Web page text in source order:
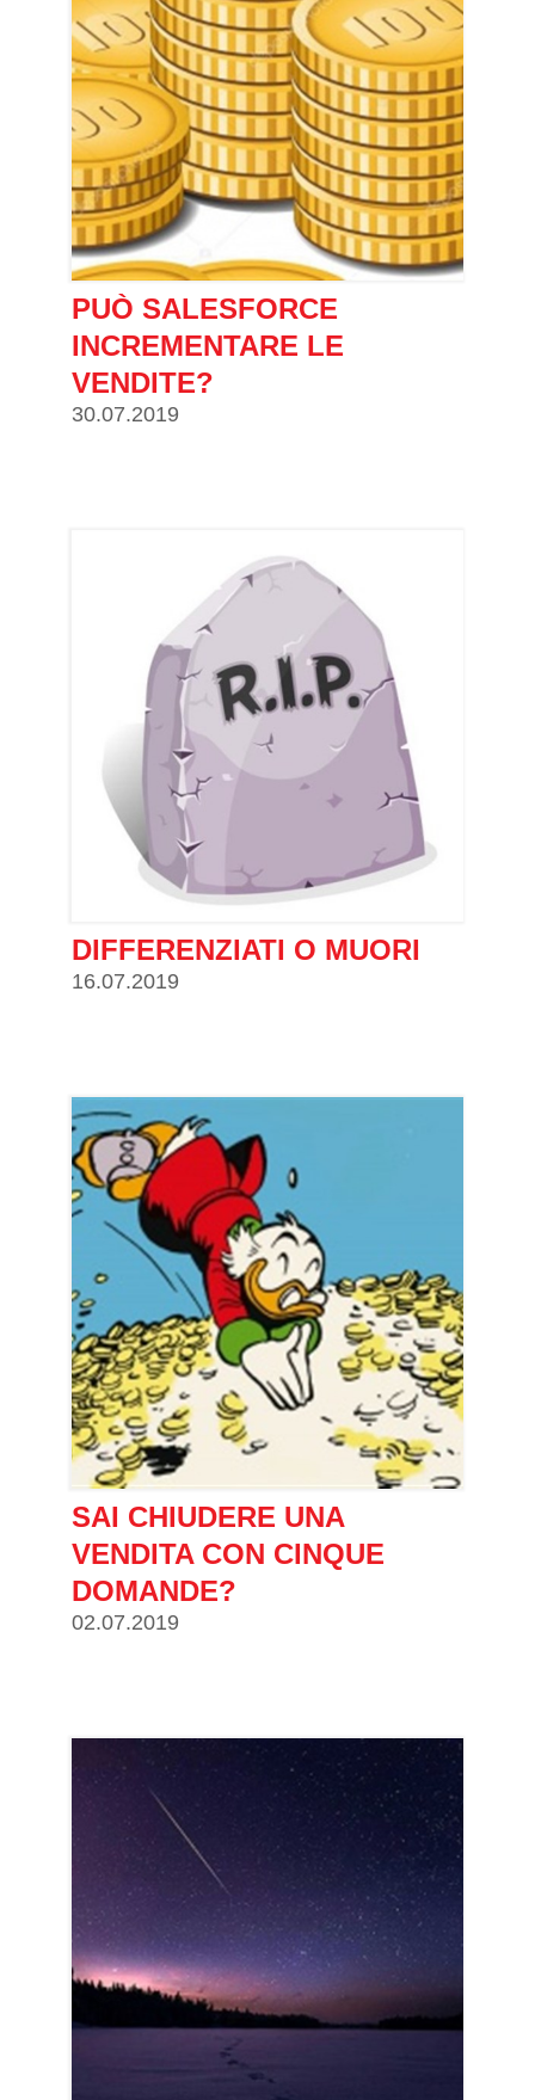
PUÒ SALESFORCE
INCREMENTARE LE
VENDITE?
30.07.2019
DIFFERENZIATI O MUORI
16.07.2019
SAI CHIUDERE UNA
VENDITA CON CINQUE
DOMANDE?
02.07.2019